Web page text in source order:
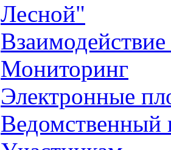
Лесной"
Мониторинг
Электронные
Ведомственный